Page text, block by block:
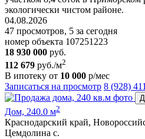
экологически чистом районе.
04.08.2026
47 просмотров, 5 за сегодня
номер объекта 107251223
18 930 000 руб.
112 679 руб./м2
В ипотеку от 10 000 р/мес
Записаться на просмотр 8 (928)
Дом, 240.0 м2
Краснодарский край,
Цемдолина с.